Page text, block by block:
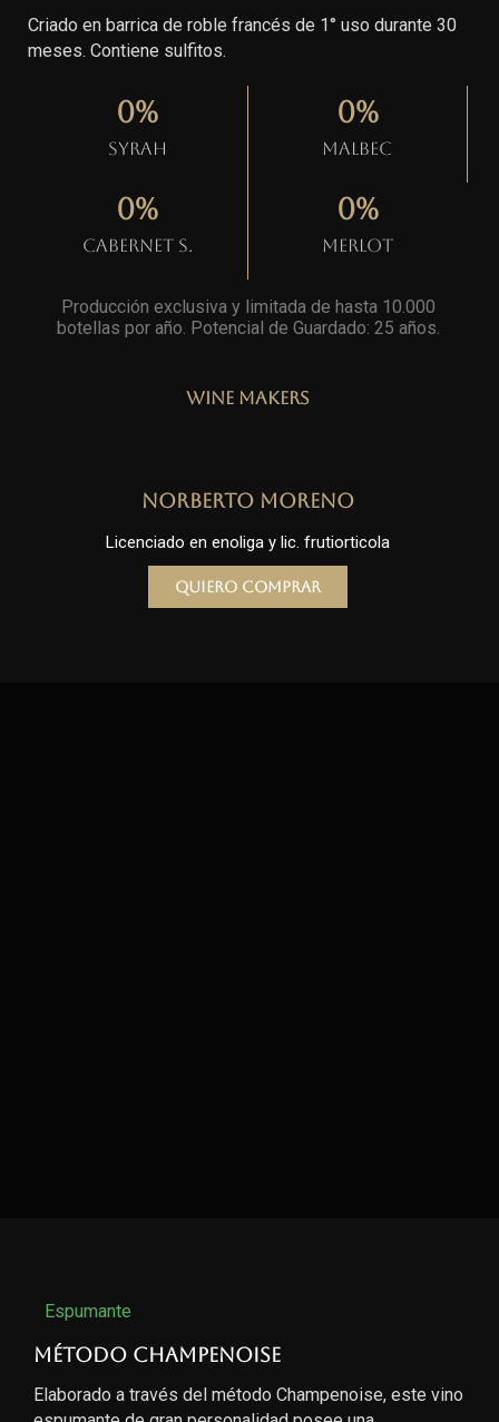
Criado en barrica de roble francés de 1° uso durante 30
meses. Contiene sulfitos.
Syrah
0%
Malbec
0%
Cabernet S.
0%
Merlot
0%
Producción exclusiva y limitada de hasta 10.000
botellas por año. Potencial de Guardado: 25 años.
Wine Makers
Norberto Moreno
Licenciado en enoliga y lic. frutiorticola
Quiero comprar
Espumante
Método Champenoise
Elaborado a través del método Champenoise, este vino